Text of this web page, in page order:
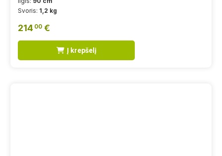
Svoris: 1,2 kg
214 00 €
Į krepšelį